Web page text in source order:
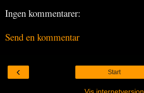
Ingen kommentarer:
Send en kommentar
‹ Start